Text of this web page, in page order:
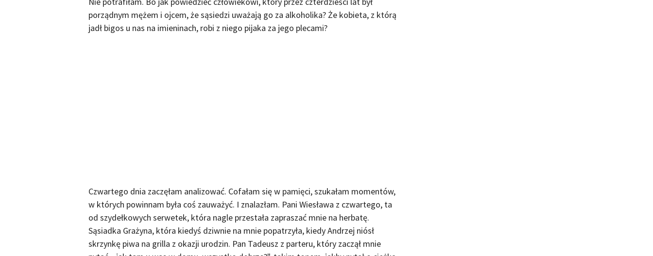
porządnym mężem i ojcem, że sąsiedzi uważają go za alkoholika? Że kobieta, z którą
jadł bigos u nas na imieninach, robi z niego pijaka za jego plecami?
Czwartego dnia zaczęłam analizować. Cofałam się w pamięci, szukałam momentów,
w których powinnam była coś zauważyć. I znalazłam. Pani Wiesława z czwartego, ta
od szydełkowych serwetek, która nagle przestała zapraszać mnie na herbatę.
Sąsiadka Grażyna, która kiedyś dziwnie na mnie popatrzyła, kiedy Andrzej niósł
skrzynkę piwa na grilla z okazji urodzin. Pan Tadeusz z parteru, który zaczął mnie